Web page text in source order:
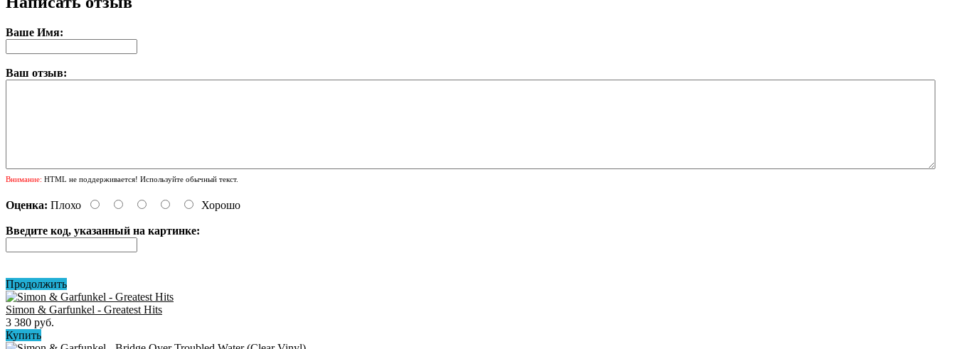
Ваше Имя:
Ваш отзыв:
Внимание: HTML не поддерживается! Используйте обычный текст.
Оценка: Плохо Хорошо
Введите код, указанный на картинке:
Продолжить
Simon & Garfunkel - Greatest Hits
3 380 руб.
Купить